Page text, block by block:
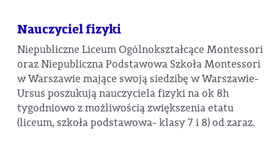
Nauczyciel fizyki
Niepubliczne Liceum Ogólnokształcące Montessori
oraz Niepubliczna Podstawowa Szkoła Montessori
w Warszawie mające swoją siedzibę w Warszawie-
Ursus poszukują nauczyciela fizyki na ok 8h
tygodniowo z możliwością zwiększenia etatu
(liceum, szkoła podstawowa- klasy 7 i 8) od zaraz.